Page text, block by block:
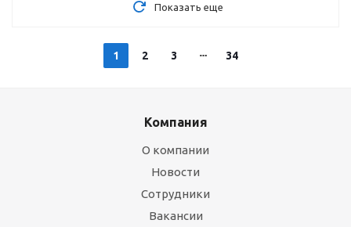
Показать еще
1 2 3 34
Компания
О компании
Новости
Сотрудники
Вакансии